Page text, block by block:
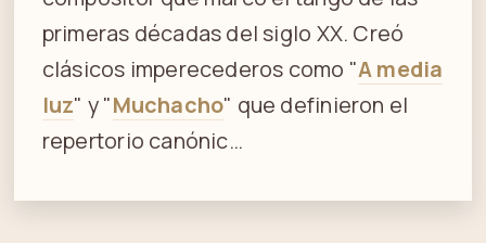
primeras décadas del siglo XX. Creó
clásicos imperecederos como "A media
luz" y "Muchacho" que definieron el
repertorio canónic…